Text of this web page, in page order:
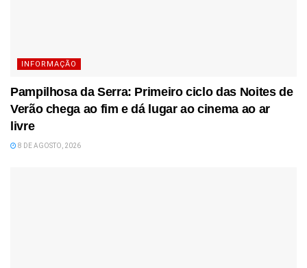
INFORMAÇÃO
Pampilhosa da Serra: Primeiro ciclo das Noites de
Verão chega ao fim e dá lugar ao cinema ao ar
livre
8 DE AGOSTO, 2026